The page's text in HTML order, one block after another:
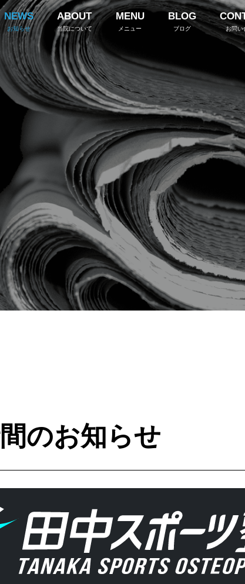
NEWS
お知らせ
ABOUT
当院について
MENU
メニュー
BLOG
ブログ お問い
のお知らせ